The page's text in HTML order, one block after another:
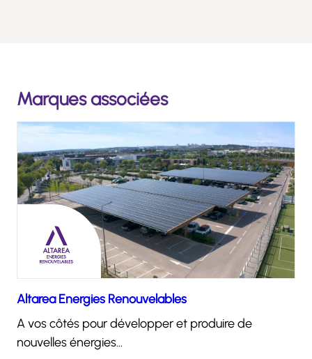
Marques associées
Altarea Energies Renouvelables
A vos côtés pour développer et produire de
nouvelles énergies...